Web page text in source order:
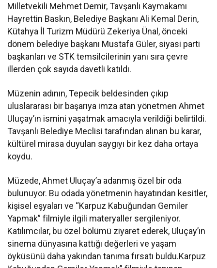
Milletvekili Mehmet Demir, Tavşanlı Kaymakamı
Hayrettin Baskın, Belediye Başkanı Ali Kemal Derin,
Kütahya İl Turizm Müdürü Zekeriya Ünal, önceki
dönem belediye başkanı Mustafa Güler, siyasi parti
başkanları ve STK temsilcilerinin yanı sıra çevre
illerden çok sayıda davetli katıldı.
Müzenin adının, Tepecik beldesinden çıkıp
uluslararası bir başarıya imza atan yönetmen Ahmet
Uluçay’ın ismini yaşatmak amacıyla verildiği belirtildi.
Tavşanlı Belediye Meclisi tarafından alınan bu karar,
kültürel mirasa duyulan saygıyı bir kez daha ortaya
koydu.
Müzede, Ahmet Uluçay’a adanmış özel bir oda
bulunuyor. Bu odada yönetmenin hayatından kesitler,
kişisel eşyaları ve “Karpuz Kabuğundan Gemiler
Yapmak” filmiyle ilgili materyaller sergileniyor.
Katılımcılar, bu özel bölümü ziyaret ederek, Uluçay’ın
sinema dünyasına kattığı değerleri ve yaşam
öyküsünü daha yakından tanıma fırsatı buldu.Karpuz